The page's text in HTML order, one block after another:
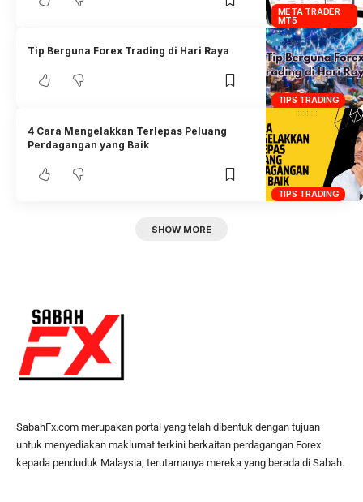
META TRADER
MT5
TIPS TRADING
Tip Berguna Forex Trading di Hari Raya
TIPS TRADING
4 Cara Mengelakkan Terlepas Peluang
Perdagangan yang Baik
SHOW MORE
SabahFx.com merupakan portal yang telah dibentuk dengan tujuan
untuk menyediakan maklumat terkini berkaitan perdagangan Forex
kepada penduduk Malaysia, terutamanya mereka yang berada di Sabah.